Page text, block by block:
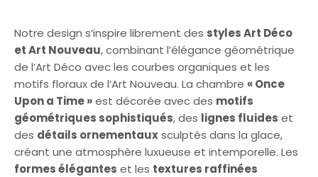
Notre design s’inspire librement des styles Art Déco
et Art Nouveau, combinant l’élégance géométrique
de l’Art Déco avec les courbes organiques et les
motifs floraux de l’Art Nouveau. La chambre « Once
Upon a Time »est décorée avec des motifs
géométriques sophistiqués, des lignes fluides et
des détails ornementauxsculptés dans la glace,
créant une atmosphère luxueuse et intemporelle. Les
formes élégantes et les textures raffinées